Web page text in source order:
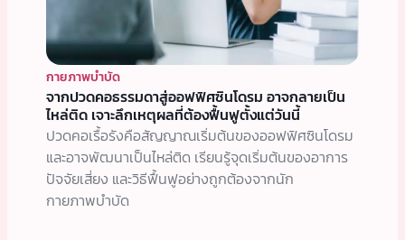
กายภาพบำบัด
จากปวดคอธรรมดาสู่ออฟฟิศซินโดรม อาจกลายเป็น
ไหล่ติด เจาะลึกเหตุผลที่ต้องฟื้นฟูตั้งแต่วันนี้
ปวดคอเรื้อรังคือสัญญาณเริ่มต้นของออฟฟิศซินโดรม
และอาจพัฒนาเป็นไหล่ติด เรียนรู้จุดเริ่มต้นของอาการ
ปัจจัยเสี่ยง และวิธีฟื้นฟูอย่างถูกต้องจากนัก
กายภาพบำบัด